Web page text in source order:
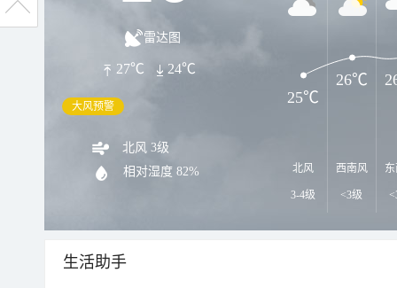
雷达图
27℃ 24℃
大风预警
北风 3级
相对湿度 82% 北风
3-4级
西南风
<3级
25℃
26℃
生活助手